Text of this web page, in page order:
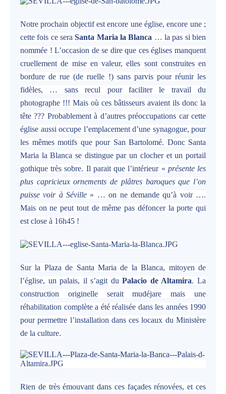
Notre prochain objectif est encore une église, encore une ;
cette fois ce seraSanta Maria la Blanca … la pas si bien
nommée ! L’occasion de se dire que ces églises manquent
cruellement de mise en valeur, elles sont construites en
bordure de rue (de ruelle !) sans parvis pour réunir les
fidèles, … sans recul pour faciliter le travail du
photographe !!! Mais où ces bâtisseurs avaient ils donc la
tête ??? Probablement à d’autres préoccupations car cette
église aussi occupe l’emplacement d’une synagogue, pour
les mêmes motifs que pour San Bartolomé. Donc Santa
Maria la Blanca se distingue par un clocher et un portail
gothique très sobre. Il parait que l’intérieur « présente les
plus capricieux ornements de plâtres baroques que l’on
puisse voir à Séville » … on ne demande qu’à voir ….
Mais on ne peut tout de même pas défoncer la porte qui
est close à 16h45 !
Sur la Plaza de Santa Maria de la Blanca, mitoyen de
l’église, un palais, il s’agit duPalacio de Altamira. La
construction originelle serait mudéjare mais une
réhabilitation complète a été réalisée dans les années 1990
pour permettre l’installation dans ces locaux du Ministère
de la culture.
Rien de très émouvant dans ces façades rénovées, et ces